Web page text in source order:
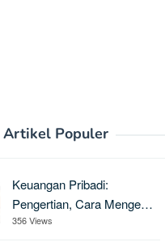
Artikel Populer
Keuangan Pribadi:
Pengertian, Cara Menge…
356 Views